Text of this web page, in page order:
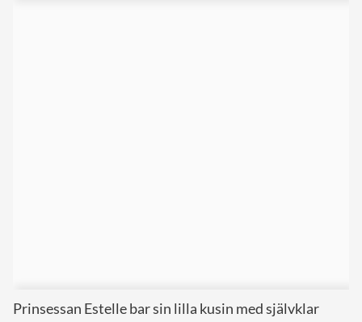
Prinsessan Estelle bar sin lilla kusin med självklar